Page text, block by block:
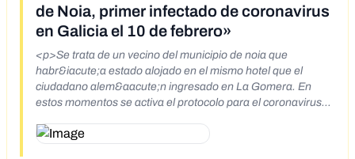
de Noia, primer infectado de coronavirus
en Galicia el 10 de febrero»
<p>Se trata de un vecino del municipio de noia que
habr&iacute;a estado alojado en el mismo hotel que el
ciudadano alem&aacute;n ingresado en La Gomera. En
estos momentos se activa el protocolo para el coronavirus
href="https://www.facebook.com/photo.php?